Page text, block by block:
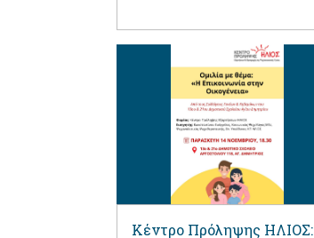
Κέντρο Πρόληψης ΗΛΙΟΣ: